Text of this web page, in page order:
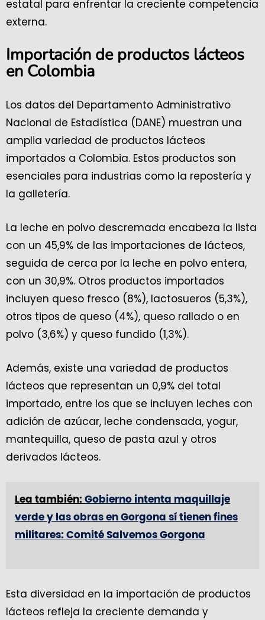
estatal para enfrentar la creciente competencia
externa.
Importación de productos lácteos
en Colombia
Los datos del Departamento Administrativo
Nacional de Estadística (DANE) muestran una
amplia variedad de productos lácteos
importados a Colombia. Estos productos son
esenciales para industrias como la repostería y
la galletería.
La leche en polvo descremada encabeza la lista
con un 45,9% de las importaciones de lácteos,
seguida de cerca por la leche en polvo entera,
con un 30,9%. Otros productos importados
incluyen queso fresco (8%), lactosueros (5,3%),
otros tipos de queso (4%), queso rallado o en
polvo (3,6%) y queso fundido (1,3%).
Además, existe una variedad de productos
lácteos que representan un 0,9% del total
importado, entre los que se incluyen leches con
adición de azúcar, leche condensada, yogur,
mantequilla, queso de pasta azul y otros
derivados lácteos.
Lea también: Gobierno intenta maquillaje
verde y las obras en Gorgona sí tienen fines
militares: Comité Salvemos Gorgona
Esta diversidad en la importación de productos
lácteos refleja la creciente demanda y